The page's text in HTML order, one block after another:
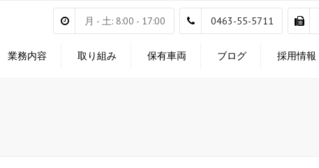
月 - 土: 8:00 - 17:00 0463-55-5711
業務内容 取り組み 保有車両 ブログ 採用情報